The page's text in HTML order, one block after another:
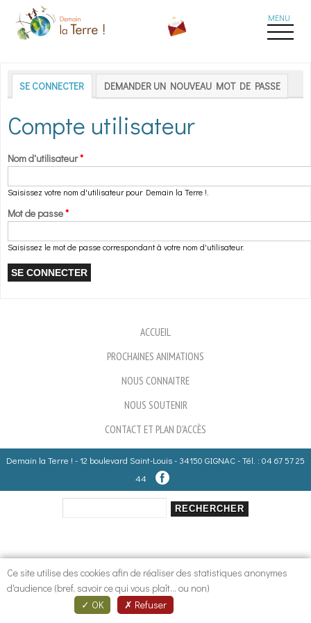
Aller au contenu principal
Onglets principaux
SE CONNECTER (ONGLET ACTIF)
DEMANDER UN NOUVEAU MOT DE PASSE
Compte utilisateur
Nom d'utilisateur*
Saisissez votre nom d'utilisateur pour Demain la Terre !.
Mot de passe*
Saisissez le mot de passe correspondant à votre nom d'utilisateur.
ACCUEIL
PROCHAINES ANIMATIONS
NOUS CONNAITRE
NOUS SOUTENIR
CONTACT ET PLAN D'ACCÈS
Demain la Terre ! - 12 boulevard Saint-Louis - 34150 GIGNAC - Tél. : 04 67 57 25
44
Ce site utilise des cookies afin de réaliser des statistiques anonymes
d'audience (bref, savoir ce qui vous plaît... ou non)
OK
Refuser